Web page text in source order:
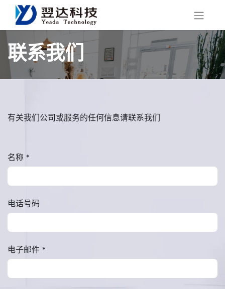
联系我们
有关我们公司或服务的任何信息请联系我们
名称 *
电话号码
电子邮件 *